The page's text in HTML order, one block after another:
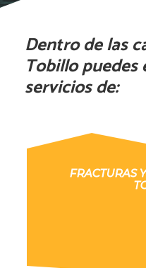
Dentro de las
Tobillo
servicios de:
FRACTURAS